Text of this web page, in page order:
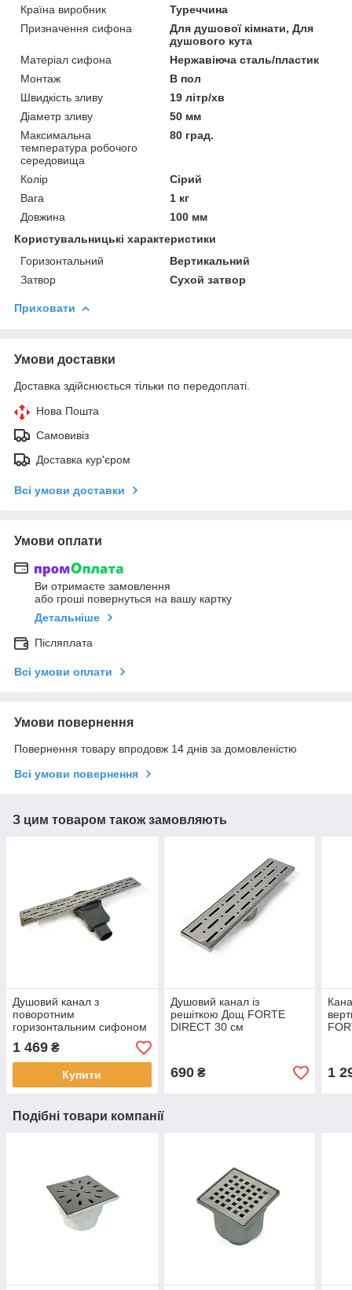
Країна виробник
Туреччина
Призначення сифона
Для душової кімнати, Для
душового кута
Матеріал сифона
Нержавіюча сталь/пластик
Монтаж
В пол
Швидкість зливу
19 літр/хв
Діаметр зливу
50 мм
Максимальна
температура робочого
середовища
80 град.
Колір
Сірий
Вага
1 кг
Довжина
100 мм
Користувальницькі характеристики
Горизонтальний
Вертикальний
Затвор
Сухой затвор
Приховати
Умови доставки
Доставка здійснюється тільки по передоплаті.
Нова Пошта
Самовивіз
Доставка кур'єром
Всі умови доставки
Умови оплати
Ви отримаєте замовлення
або гроші повернуться на вашу картку
Детальніше
Післяплата
Всі умови оплати
Умови повернення
Повернення товару впродовж 14 днів за домовленістю
Всі умови повернення
З цим товаром також замовляють
Душовий канал з
поворотним
горизонтальним сифоном
FORTE ROTATION 50 см з
подвійним затвором і
решіткою NEO
1 469 ₴
Купити
Душовий канал із
решіткою Дощ FORTE
DIRECT 30 см
690₴ 1
Подібні товари компанії